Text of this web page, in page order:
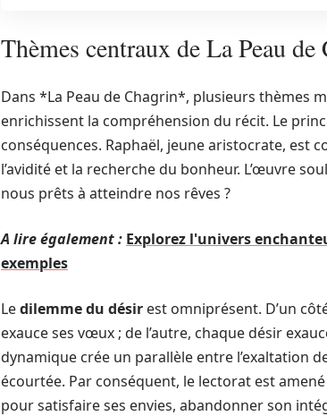
Thèmes centraux de La Peau
Dans *La Peau de Chagrin*, plusieurs thèmes
enrichissent la compréhension du récit. Le
conséquences. Raphaël, jeune aristocrate, est
l’avidité et la recherche du bonheur. L’œuvre
nous prêts à atteindre nos rêves ?
A lire également : Explorez l'univers
exemples
Ledilemme du désir est omniprésent. D’un
exauce ses vœux ; de l’autre, chaque désir
dynamique crée un parallèle entre l’exaltation
écourtée. Par conséquent, le lectorat est
pour satisfaire ses envies, abandonner son